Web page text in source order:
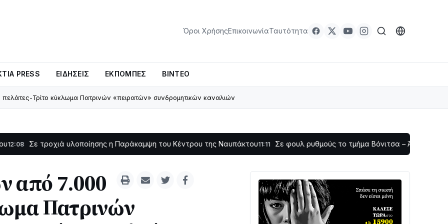
Όροι ΧρήσηςΕπικοινωνίαΤαυτότητα
PRESS ΕΙΔΉΣΕΙΣ ΕΚΠΟΜΠΈΣ ΒΊΝΤΕΟ
Τρίτο κύκλωμα Πατρινών «πειρατών» συνδρομητικών καναλιών
υλοποίησης η Παράκαμψη του Κέντρου της Ναυπάκτου 11:11 Σε φουλ ρυθμούς το τμήμα Βόνιτσα – Άγιος Νικόλαος |
από 7.000
Πατρινών